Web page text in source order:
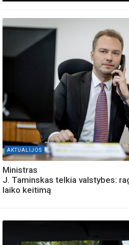
AKTUALIJOS
Ministras
J. Taminskas telkia valstybes:
laiko keitimą